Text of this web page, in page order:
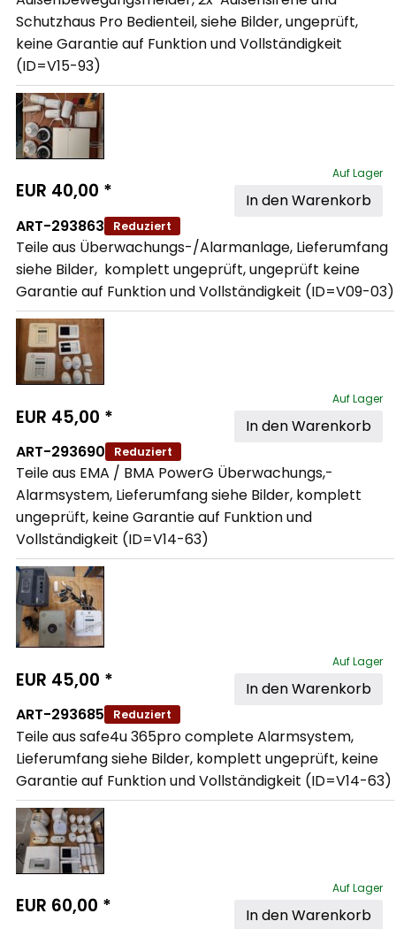
Schutzhaus Pro Bedienteil, siehe Bilder, ungeprüft,
keine Garantie auf Funktion und Vollständigkeit
(ID=V15-93)
ART-293863 Reduziert
Teile aus Überwachungs-/Alarmanlage, Lieferumfang
siehe Bilder,  komplett ungeprüft, ungeprüft keine
Garantie auf Funktion und Vollständigkeit (ID=V09-03)
EUR 40,00 *
Auf Lager
In den Warenkorb
ART-293690 Reduziert
Teile aus EMA / BMA PowerG Überwachungs,-
Alarmsystem, Lieferumfang siehe Bilder, komplett
ungeprüft, keine Garantie auf Funktion und
Vollständigkeit (ID=V14-63)
EUR 45,00 *
Auf Lager
In den Warenkorb
ART-293685 Reduziert
Teile aus safe4u 365pro complete Alarmsystem,
Lieferumfang siehe Bilder, komplett ungeprüft, keine
Garantie auf Funktion und Vollständigkeit (ID=V14-63)
EUR 45,00 *
Auf Lager
In den Warenkorb
EUR 60,00 *
Auf Lager
In den Warenkorb